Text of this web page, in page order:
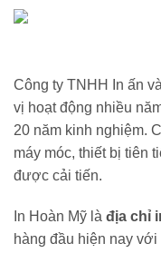
Công ty TNHH In ấn
vị hoạt động nhiều
20 năm kinh nghiệm.
máy móc, thiết bị tiên
được cải tiến.
In Hoàn Mỹ là địa chỉ
hàng đầu hiện nay